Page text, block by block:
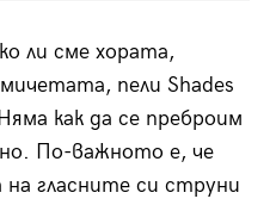
ли сме хората,
пели Shades
как да се преброим
По-важното е, че
гласните си струни